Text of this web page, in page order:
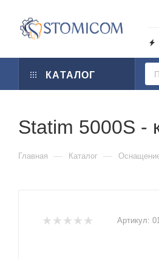
КАТАЛОГ
Statim 5000S -
Главная — Каталог —
Артикул: